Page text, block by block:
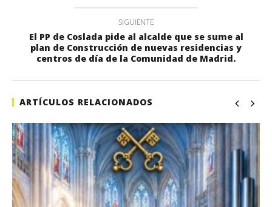
SIGUIENTE
El PP de Coslada pide al alcalde que se sume al
plan de Construcción de nuevas residencias y
centros de día de la Comunidad de Madrid.
ARTÍCULOS RELACIONADOS